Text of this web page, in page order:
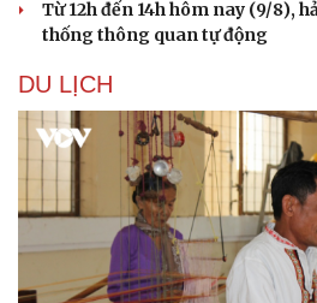
Từ 12h đến 14h hôm nay (9/8),
thống thông quan tự động
DU LỊCH